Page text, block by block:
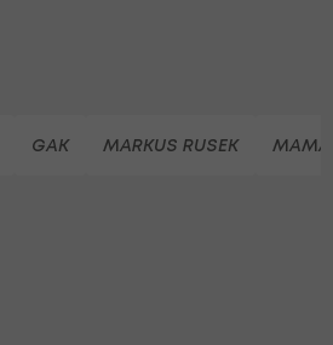
GAK MARKUS RUSEK